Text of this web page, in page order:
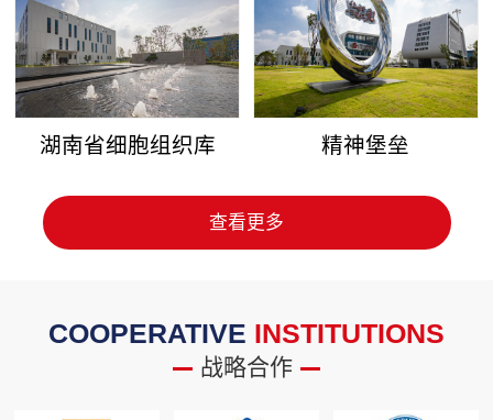
湖南省细胞组织库 精神堡垒
查看更多
COOPERATIVE INSTITUTIONS
战略合作